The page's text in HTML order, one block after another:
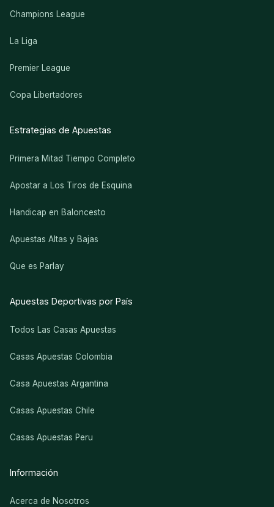
Champions League
La Liga
Premier League
Copa Libertadores
Estrategias de Apuestas
Primera Mitad Tiempo Completo
Apostar a Los Tiros de Esquina
Handicap en Baloncesto
Apuestas Altas y Bajas
Que es Parlay
Apuestas Deportivas por País
Todos Las Casas Apuestas
Casas Apuestas Colombia
Casa Apuestas Argantina
Casas Apuestas Chile
Casas Apuestas Peru
Información
Acerca de Nosotros